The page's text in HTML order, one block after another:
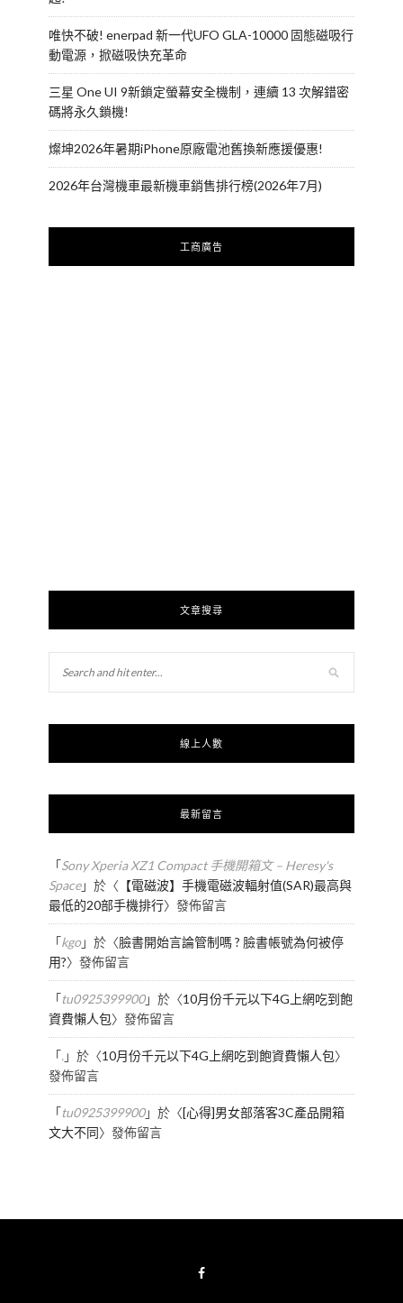
唯快不破! enerpad 新一代UFO GLA-10000 固態磁吸行
動電源，掀磁吸快充革命
三星 One UI 9新鎖定螢幕安全機制，連續 13 次解錯密
碼將永久鎖機!
燦坤2026年暑期iPhone原廠電池舊換新應援優惠!
2026年台灣機車最新機車銷售排行榜(2026年7月)
工商廣告
文章搜尋
線上人數
最新留言
「Sony Xperia XZ1 Compact 手機開箱文 – Heresy's
Space」於〈 【電磁波】手機電磁波輻射值(SAR)最高與
最低的20部手機排行〉發佈留言
「kgo」於〈臉書開始言論管制嗎 ? 臉書帳號為何被停
用?〉發佈留言
「tu0925399900」於〈10月份千元以下4G上網吃到飽
資費懶人包〉發佈留言
「.」於〈10月份千元以下4G上網吃到飽資費懶人包〉
發佈留言
「tu0925399900」於〈[心得]男女部落客3C產品開箱
文大不同〉發佈留言